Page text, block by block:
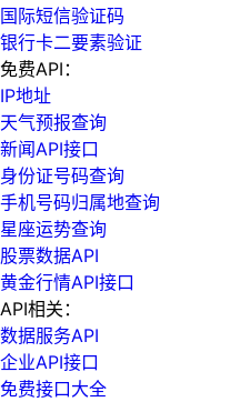
国际短信验证码
银行卡二要素验证
免费API：
IP地址
天气预报查询
新闻API接口
身份证号码查询
手机号码归属地查询
星座运势查询
股票数据API
黄金行情API接口
API相关：
数据服务API
企业API接口
免费接口大全